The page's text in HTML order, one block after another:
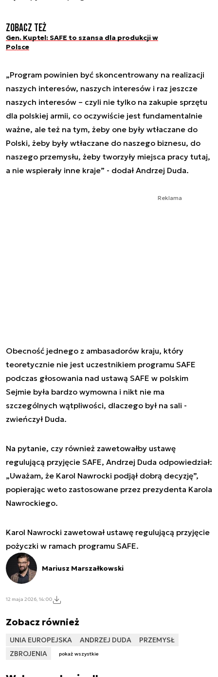
Zobacz też
Gen. Kuptel: SAFE to szansa dla produkcji w
Polsce
„Program powinien być skoncentrowany na realizacji
naszych interesów, naszych interesów i raz jeszcze
naszych interesów – czyli nie tylko na zakupie sprzętu
dla polskiej armii, co oczywiście jest fundamentalnie
ważne, ale też na tym, żeby one były wtłaczane do
Polski, żeby były wtłaczane do naszego biznesu, do
naszego przemysłu, żeby tworzyły miejsca pracy tutaj,
a nie wspierały inne kraje” - dodał Andrzej Duda.
Reklama
Obecność jednego z ambasadorów kraju, który
teoretycznie nie jest uczestnikiem programu SAFE
podczas głosowania nad ustawą SAFE w polskim
Sejmie była bardzo wymowna i nikt nie ma
szczególnych wątpliwości, dlaczego był na sali -
zwieńczył Duda.
Na pytanie, czy również zawetowałby ustawę
regulującą przyjęcie SAFE, Andrzej Duda odpowiedział:
„Uważam, że Karol Nawrocki podjął dobrą decyzję”,
popierając weto zastosowane przez prezydenta Karola
Nawrockiego.
Karol Nawrocki zawetował ustawę regulującą przyjęcie
pożyczki w ramach programu SAFE.
Mariusz Marszałkowski
12 maja 2026, 14:00
Zobacz również
UNIA EUROPEJSKA ANDRZEJ DUDA
PRZEMYSŁ
ZBROJENIA
pokaż wszystkie